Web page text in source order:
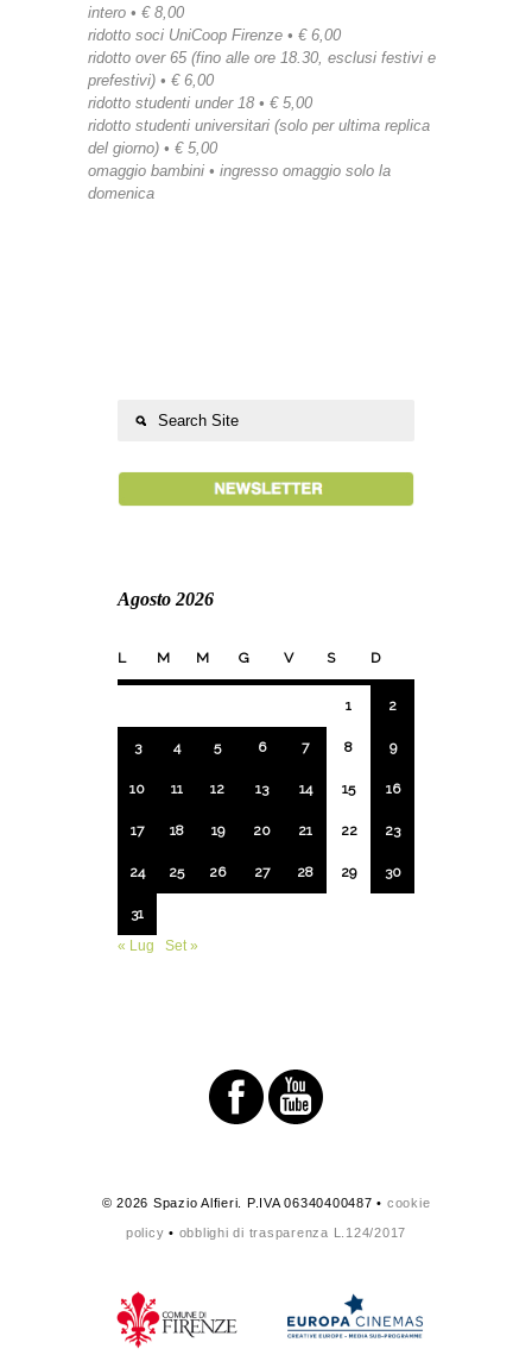
intero • € 8,00
ridotto soci UniCoop Firenze • € 6,00
ridotto over 65 (fino alle ore 18.30, esclusi festivi e
prefestivi) • € 6,00
ridotto studenti under 18 • € 5,00
ridotto studenti universitari (solo per ultima replica
del giorno) • € 5,00
omaggio bambini • ingresso omaggio solo la
domenica
Agosto 2026
L M M G V S D
1 2
3 4 5 6 7 8 9
10 11 12 13 14 15 16
17 18 19 20 21 22 23
24 25 26 27 28 29 30
31
« Lug
Set »
© 2026 Spazio Alfieri. P.IVA 06340400487 • cookie
policy • obblighi di trasparenza L.124/2017